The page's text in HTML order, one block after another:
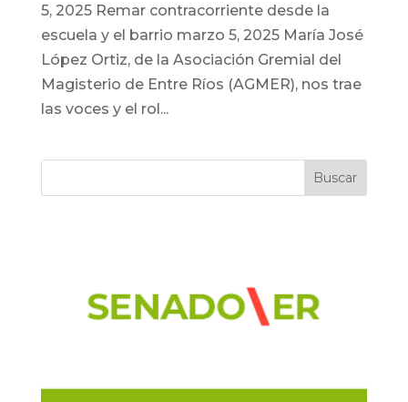
5, 2025 Remar contracorriente desde la
escuela y el barrio marzo 5, 2025 María José
López Ortiz, de la Asociación Gremial del
Magisterio de Entre Ríos (AGMER), nos trae
las voces y el rol...
Buscar